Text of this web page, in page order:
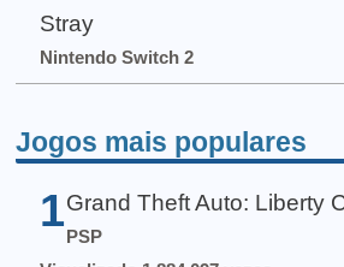
Stray
Nintendo Switch 2
Jogos mais populares
1 Grand Theft Auto: Liberty
PSP